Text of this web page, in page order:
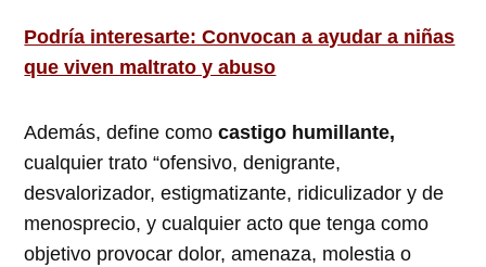
Podría interesarte: Convocan a ayudar a niñas
que viven maltrato y abuso
Además, define como castigo humillante,
cualquier trato “ofensivo, denigrante,
desvalorizador, estigmatizante, ridiculizador y de
menosprecio, y cualquier acto que tenga como
objetivo provocar dolor, amenaza, molestia o